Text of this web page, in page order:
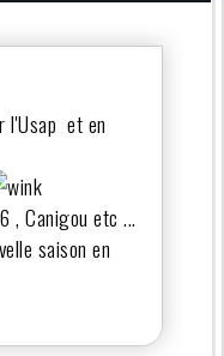
l'Usap et en
, Canigou etc ...
saison en